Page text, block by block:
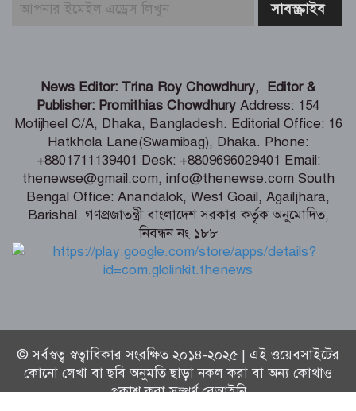
বেনাপোল ইমিগ্রেশন পরিদর্শনে এসবি প্রধান,
কালীগঞ্জে শিক্ষার্থীদের দক্ষতা ও ক্যারিয়ার
উন্নয়ন বিষয়ক মোটিভেশনাল সেমিনার
শৈলকুপায় ৩ হাজার কৃষকের মাঝে
গ্রীষ্মকালীন পেঁয়াজের বীজ বিতরণ
নারীকে জোরপূর্বক অর্ধউলঙ্গ করে যুবদল
কর্মীর ভিডিও ধারন, অতঃপর
News Editor: Trina Roy Chowdhury, Editor &
Publisher: Promithias Chowdhury Address: 154
Motijheel C/A, Dhaka, Bangladesh. Editorial Office: 16
Hatkhola Lane(Swamibag), Dhaka. Phone:
+8801711139401 Desk: +8809696029401 Email:
thenewse@gmail.com, info@thenewse.com South
Bengal Office: Anandalok, West Goail, Agailjhara,
Barishal. গণপ্রজাতন্ত্রী বাংলাদেশ সরকার কর্তৃক অনুমোদিত,
নিবন্ধন নং ১৮৮
© সর্বস্বত্ব স্বত্বাধিকার সংরক্ষিত ২০১৪-২০২৫ | এই ওয়েবসাইটের
কোনো লেখা বা ছবি অনুমতি ছাড়া নকল করা বা অন্য কোথাও
প্রকাশ করা সম্পূর্ণ বেআইনি